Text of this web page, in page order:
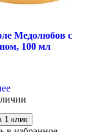
Медолюбов с
100 мл
1 клик